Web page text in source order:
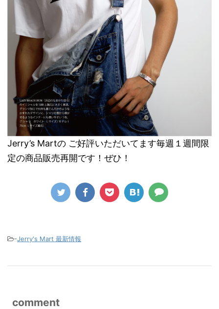
Jerry’s Martの ご好評いただいてます毎週１週間限
定の商品販売再開です！ぜひ！
-Jerry's Mart 最新情報
comment